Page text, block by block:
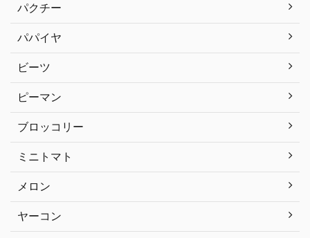
パクチー
パパイヤ
ビーツ
ピーマン
ブロッコリー
ミニトマト
メロン
ヤーコン